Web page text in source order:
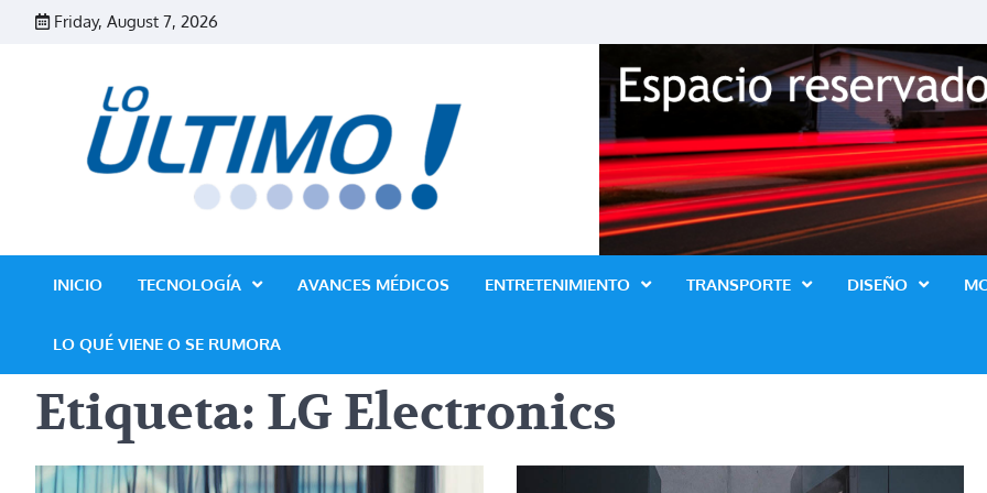
Friday, August 7, 2026
Revista Lo Ultimo
INICIO TECNOLOGÍA AVANCES MÉDICOS ENTRETENIMIENTO TRANSPORTE DISEÑO
LO QUÉ VIENE O SE RUMORA
Etiqueta: LG Electronics